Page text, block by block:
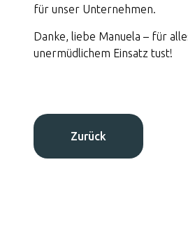
für unser Unternehmen.
Danke, liebe Manuela – für
unermüdlichem Einsatz tust!
Zurück